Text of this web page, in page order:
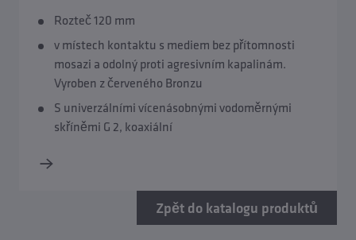
Rozteč 120 mm
v místech kontaktu s mediem bez přítomnosti
mosazi a odolný proti agresivním kapalinám.
Vyroben z červeného Bronzu
S univerzálními vícenásobnými vodoměrnými
skříněmi G 2, koaxiální
Zpět do katalogu produktů